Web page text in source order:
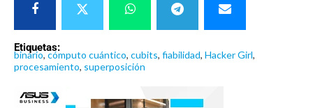
Etiquetas:
binario,cómputo cuántico, cubits, fiabilidad, Hacker Girl,
procesamiento, superposición